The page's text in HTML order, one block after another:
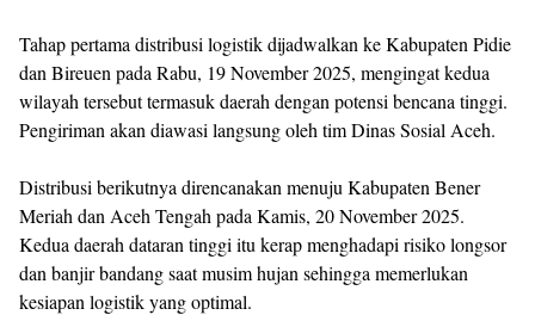
Tahap pertama distribusi logistik dijadwalkan ke Kabupaten Pidie
dan Bireuen pada Rabu, 19 November 2025, mengingat kedua
wilayah tersebut termasuk daerah dengan potensi bencana tinggi.
Pengiriman akan diawasi langsung oleh tim Dinas Sosial Aceh.
Distribusi berikutnya direncanakan menuju Kabupaten Bener
Meriah dan Aceh Tengah pada Kamis, 20 November 2025.
Kedua daerah dataran tinggi itu kerap menghadapi risiko longsor
dan banjir bandang saat musim hujan sehingga memerlukan
kesiapan logistik yang optimal.